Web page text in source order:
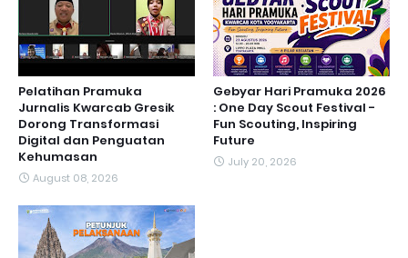
Pelatihan Pramuka
Jurnalis Kwarcab Gresik
Dorong Transformasi
Digital dan Penguatan
Kehumasan
August 08, 2026
Gebyar Hari Pramuka 2026
: One Day Scout Festival -
Fun Scouting, Inspiring
Future
July 20, 2026